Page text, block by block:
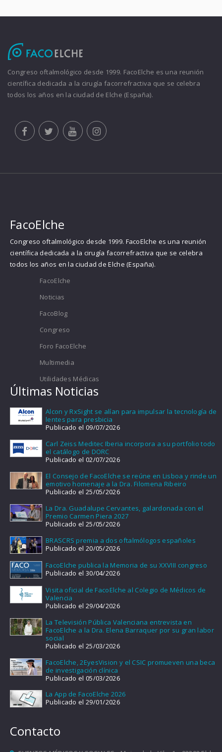
Congreso oftalmológico desde 1999. FacoElche es una reunión
científica dedicada a la cirugía facorrefractiva que se celebra
todos los años en la ciudad de Elche (España).
FacoElche
Congreso oftalmológico desde 1999. FacoElche es una reunión
científica dedicada a la cirugía facorrefractiva que se celebra
todos los años en la ciudad de Elche (España).
FacoElche
Noticias
FacoBlog
Congreso
Foro FacoElche
Multimedia
Utilidades Médicas
Últimas Noticias
Alcon y RxSight se alían para impulsar la tecnología de
lentes para presbicia
Publicado el 09/07/2026
Carl Zeiss Meditec Iberia incorpora a su portfolio todo
el catálogo de DORC
Publicado el 02/07/2026
El Consejo de FacoElche se reúne en Lisboa y rinde un
emotivo homenaje a la Dra. Filomena Ribeiro
Publicado el 25/05/2026
La Dra. Guadalupe Cervantes, galardonada con el
Premio Carmen Piera 2027
Publicado el 25/05/2026
BRASCRS premia a dos oftalmólogos españoles
Publicado el 20/05/2026
FacoElche publica la Memoria de su XXVIII congreso
Publicado el 30/04/2026
Visita oficial de FacoElche al Colegio de Médicos de
Valencia
Publicado el 29/04/2026
La Televisión Pública Valenciana entrevista en
FacoElche a la Dra. Elena Barraquer por su gran labor
social
Publicado el 25/03/2026
FacoElche, 2EyesVision y el CSIC promueven una beca
de investigación clínica
Publicado el 05/03/2026
La App de FacoElche 2026
Publicado el 29/01/2026
Contacto